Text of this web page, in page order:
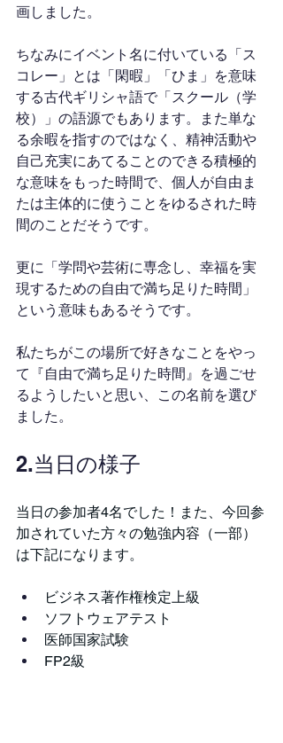
画しました。
ちなみにイベント名に付いている「ス
コレー」とは「閑暇」「ひま」を意味
する古代ギリシャ語で「スクール（学
校）」の語源でもあります。また単な
る余暇を指すのではなく、精神活動や
自己充実にあてることのできる積極的
な意味をもった時間で、個人が自由ま
たは主体的に使うことをゆるされた時
間のことだそうです。
更に「学問や芸術に専念し、幸福を実
現するための自由で満ち足りた時間」
という意味もあるそうです。
私たちがこの場所で好きなことをやっ
て『自由で満ち足りた時間』を過ごせ
るようしたいと思い、この名前を選び
ました。
2.当日の様子
当日の参加者4名でした！また、今回参
加されていた方々の勉強内容（一部）
は下記になります。
ビジネス著作権検定上級
ソフトウェアテスト
医師国家試験
FP2級